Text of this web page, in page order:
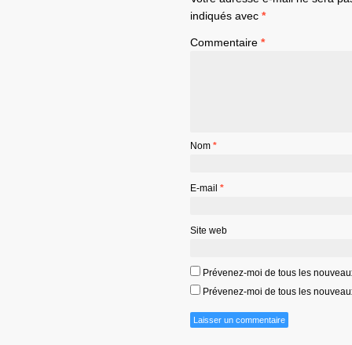
indiqués avec *
Commentaire *
Nom *
E-mail *
Site web
Prévenez-moi de tous les
Prévenez-moi de tous les